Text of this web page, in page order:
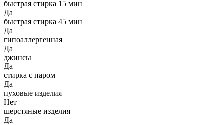
быстрая стирка 15 мин
Да
быстрая стирка 45 мин
Да
гипоаллергенная
Да
джинсы
Да
стирка с паром
Да
пуховые изделия
Нет
шерстяные изделия
Да